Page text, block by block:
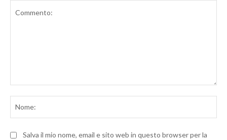
Salva il mio nome, email e sito web in questo browser per la